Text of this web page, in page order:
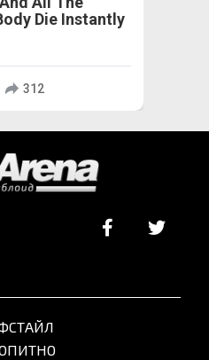
Die Instantly
312